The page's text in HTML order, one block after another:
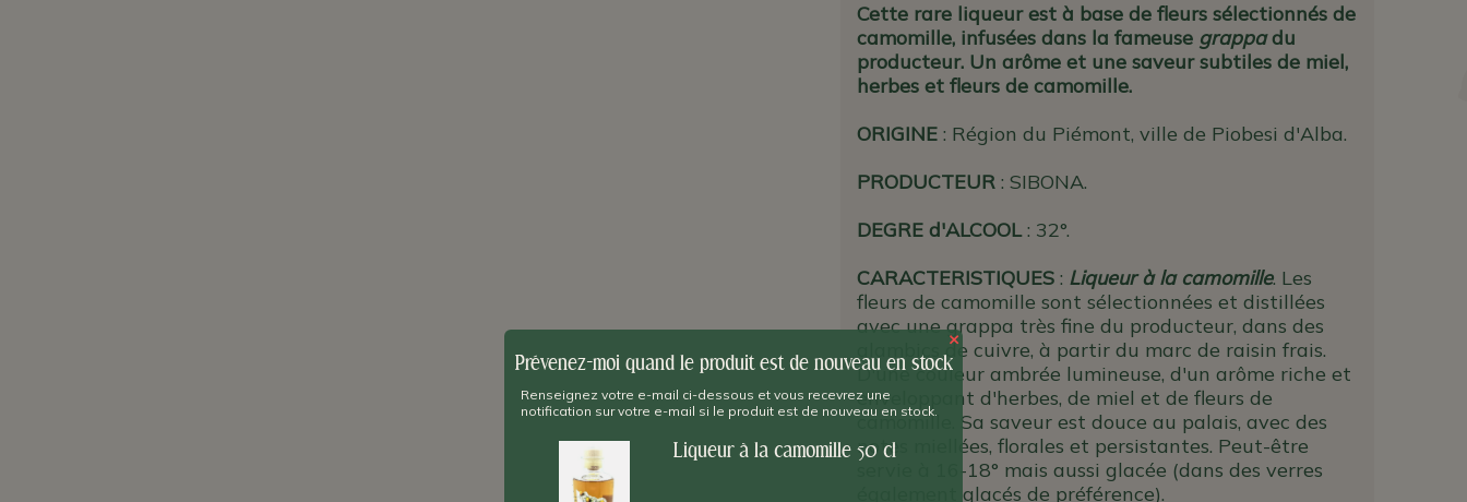
Cette rare liqueur est à base de fleurs sélectionnés de
camomille, infusées dans la fameuse grappadu
producteur. Un arôme et une saveur subtiles de miel,
herbes et fleurs de camomille.
ORIGINE: Région du Piémont, ville de Piobesi d'Alba.
PRODUCTEUR: SIBONA.
DEGRE d'ALCOOL: 32°.
CARACTERISTIQUES: Liqueur à la camomille. Les
fleurs de camomille sont sélectionnées et distillées
avec une grappa très fine du producteur, dans des
alambics de cuivre, à partir du marc de raisin frais.
D'une couleur ambrée lumineuse, d'un arôme riche et
enveloppant d'herbes, de miel et de fleurs de
camomille. Sa saveur est douce au palais, avec des
notes miellées, florales et persistantes. Peut-être
servie à 16-18° mais aussi glacée (dans des verres
également glacés de préférence).
×
Prévenez-moi quand le produit est de nouveau en stock
Renseignez votre e-mail ci-dessous et vous recevrez une
notification sur votre e-mail si le produit est de nouveau en stock.
Liqueur à la camomille 50 cl